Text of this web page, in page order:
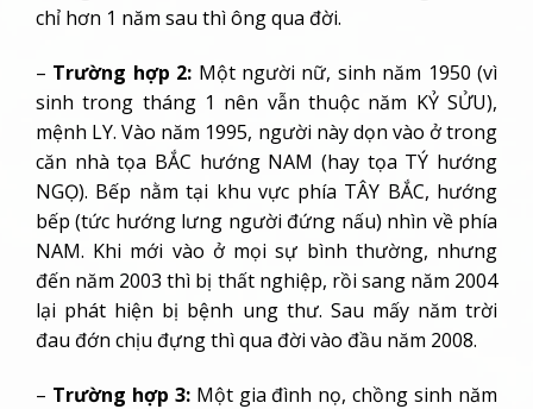
chỉ hơn 1 năm sau thì ông qua đời.
– Trường hợp 2: Một người nữ, sinh năm 1950 (vì
sinh trong tháng 1 nên vẫn thuộc năm KỶ SỬU),
mệnh LY. Vào năm 1995, người này dọn vào ở trong
căn nhà tọa BẮC hướng NAM (hay tọa TÝ hướng
NGỌ). Bếp nằm tại khu vực phía TÂY BẮC, hướng
bếp (tức hướng lưng người đứng nấu) nhìn về phía
NAM. Khi mới vào ở mọi sự bình thường, nhưng
đến năm 2003 thì bị thất nghiệp, rồi sang năm 2004
lại phát hiện bị bệnh ung thư. Sau mấy năm trời
đau đớn chịu đựng thì qua đời vào đầu năm 2008.
– Trường hợp 3: Một gia đình nọ, chồng sinh năm